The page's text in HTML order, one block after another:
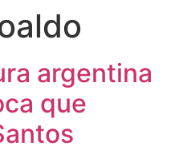
argentina
que